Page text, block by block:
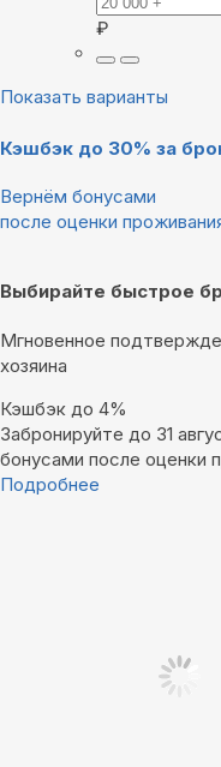
₽
Показать варианты
Кэшбэк до 30% за
Вернём бонусами
после оценки
Выбирайте быстрое
Мгновенное
хозяина
Кэшбэк до 4%
Забронируйте до 31
бонусами после оценки
Подробнее